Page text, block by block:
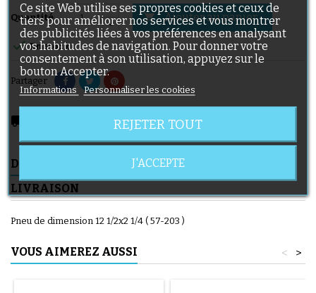
Quantité  Ajouter au panier
En stock
Partager
local_shipping Livraison prévue à partir du 11/08/2026
DESCRIPTION
DÉTAILS DU PRODUIT
LIVRAISON
Pneu de dimension 12 1/2x2 1/4 ( 57-203 )
VOUS AIMEREZ AUSSI >
<
Ce site Web utilise ses propres cookies et ceux de
tiers pour améliorer nos services et vous montrer
des publicités liées à vos préférences en analysant
vos habitudes de navigation. Pour donner votre
consentement à son utilisation, appuyez sur le
bouton Accepter.
Informations Personnaliser les cookies
REJETER TOUT
J'ACCEPTE